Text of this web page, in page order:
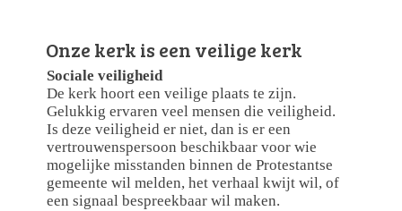
Onze kerk is een veilige kerk
Sociale veiligheid
De kerk hoort een veilige plaats te zijn.
Gelukkig ervaren veel mensen die veiligheid.
Is deze veiligheid er niet, dan is er een
vertrouwenspersoon beschikbaar voor wie
mogelijke misstanden binnen de Protestantse
gemeente wil melden, het verhaal kwijt wil, of
een signaal bespreekbaar wil maken.